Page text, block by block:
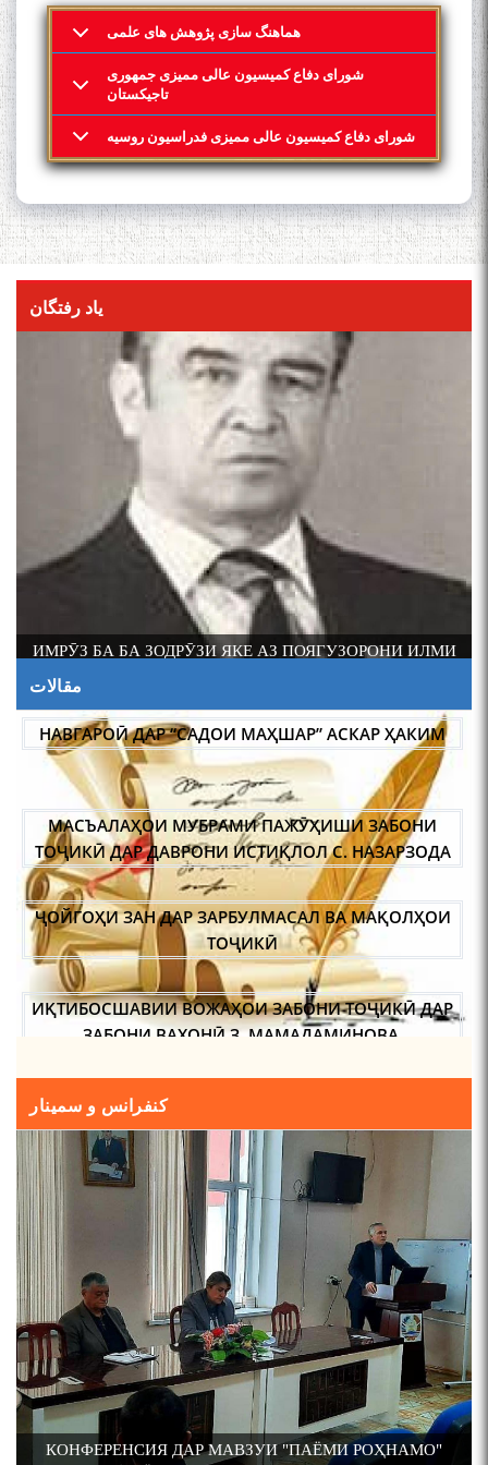
هماهنگ سازی پژوهش های علمی
شورای دفاع کمیسیون عالی ممیزی جمهوری
تاجیکستان
شورای دفاع کمیسیون عالی ممیزی فدراسیون روسیه
یاد رفتگان
АБАРМАРДИ ИЛМИ ЗАБОНШИНОСИИ ТОҶИК
مقالات
НАВГАРОӢ ДАР “САДОИ МАҲШАР” АСКАР ҲАКИМ
МАСЪАЛАҲОИ МУБРАМИ ПАЖӮҲИШИ ЗАБОНИ
ТОҶИКӢ ДАР ДАВРОНИ ИСТИҚЛОЛ С. НАЗАРЗОДА
ҶОЙГОҲИ ЗАН ДАР ЗАРБУЛМАСАЛ ВА МАҚОЛҲОИ
ТОҶИКӢ
ИҚТИБОСШАВИИ ВОЖАҲОИ ЗАБОНИ ТОҶИКӢ ДАР
ЗАБОНИ ВАХОНӢ З. МАМАДАМИНОВА.
ТАҲҚИҚ ВА РАМЗКУШОИИ БАРХЕ АЗ ВОЖАҲОИ
ҶУҒРОФИИ ВАРЗОБ (ДАР АСОСИ МАВОДИ
ЗАБОНҲОИ ШАРҚИИ ЭРОНӢ) МИРЗОЕВ
САЙФИДДИН ҶАБОРОВИЧ.
ШИНОХТ ДАР ЗАМИНАИ ЭЪТИҚОД ВА ЭЪТИРОФ
ФИРДАВСӢ ВА ДАҚИҚӢ
ҚАСИДАИ ГУМШУДАИ РӮДАКӢ ШАМСИДДИН
МУҲАММАДӢ.
کنفرانس و سمینار
ТАҶЛИЛИ 90-УМИН СОЛГАРДИ АКАДЕМИК ХУРШЕДА